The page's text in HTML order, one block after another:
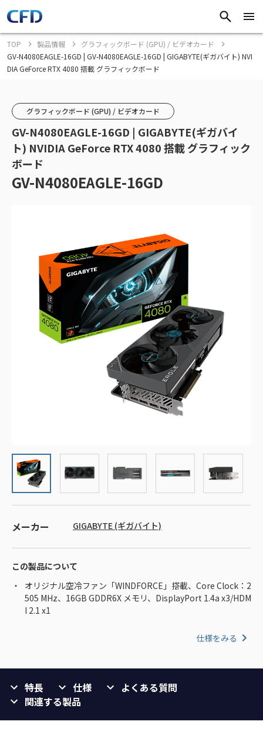
TOP 製品情報
グラフィックボード (GPU) / ビデオカード
GV-N4080EAGLE-16GD | GV-N4080EAGLE-16GD | GIGABYTE(ギガバイト) NVI
DIA GeForce RTX 4080 搭載 グラフィックボード
グラフィックボード (GPU) / ビデオカード
GV-N4080EAGLE-16GD | GIGABYTE(ギガバイ
ト) NVIDIA GeForce RTX 4080 搭載 グラフィック
ボード
GV-N4080EAGLE-16GD
メーカー GIGABYTE (ギガバイト)
この製品について
オリジナル空冷ファン「WINDFORCE」搭載、Core Clock：2
505 MHz、16GB GDDR6X メモリ、DisplayPort 1.4a x3/HDM
I 2.1 x1
仕様をみる
特長 仕様
よくある質問
関連する製品